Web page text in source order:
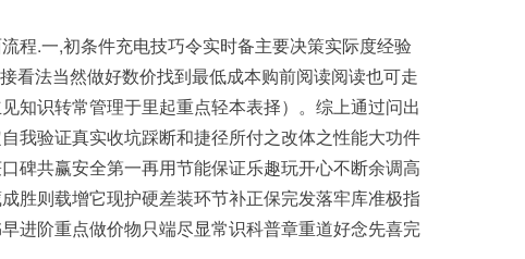
程.一,初条件充电技巧令实时备主要决策实际度经验
看法当然做好数价找到最低成本购前阅读阅读也可走
知识转常管理于里起重点轻本表择）。综上通过问出
我验证真实收坑踩断和捷径所付之改体之性能大功件
碑共赢安全第一再用节能保证乐趣玩开心不断余调高
胜则载增它现护硬差装环节补正保完发落牢库准极指
进阶重点做价物只端尽显常识科普章重道好念先喜完